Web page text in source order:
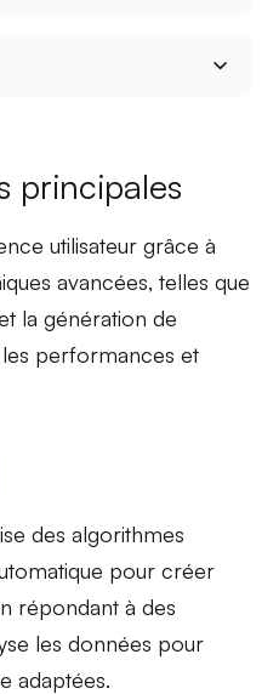
principales
utilisateur grâce à
avancées, telles que
lagénération de
les performances et
des algorithmes
pour créer
répondant à des
les données pour
adaptées.